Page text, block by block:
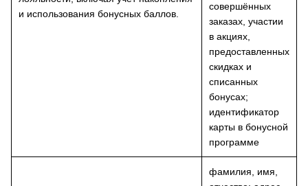
и использования бонусных баллов.
совершённых
заказах, участии
в акциях,
предоставленных
скидках и
списанных
бонусах;
идентификатор
карты в бонусной
программе
фамилия, имя,